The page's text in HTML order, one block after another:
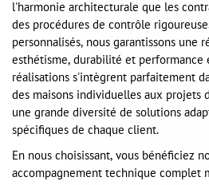
l'harmonie architecturale que les
des procédures de contrôle
personnalisés, nous garantissons une
esthétisme, durabilité et performance
réalisations s'intègrent parfaitement
des maisons individuelles aux projets
une grande diversité de solutions
spécifiques de chaque client.
En nous choisissant, vous bénéficiez
accompagnement technique complet